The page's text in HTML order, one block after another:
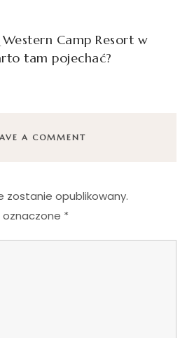
Camp Resort w
tam pojechać?
A COMMENT
zostanie opublikowany.
*